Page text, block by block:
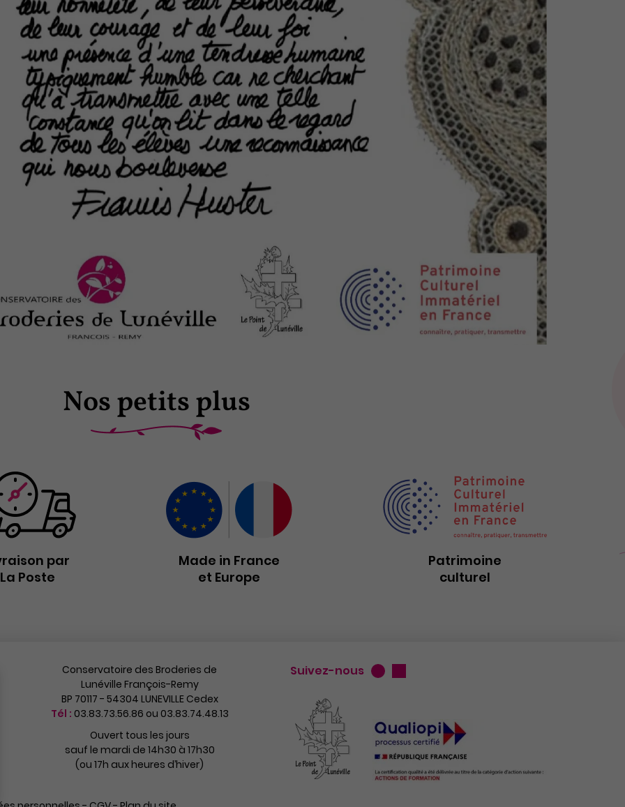
Nos petits plus
par
La Poste
Made in France
et Europe
Patrimoine
culturel
Conservatoire des Broderies de
Lunéville François-Remy
BP 70117 - 54304 LUNEVILLE Cedex
Tél : 03.83.73.56.86 ou 03.83.74.48.13
Ouvert tous les jours
sauf le mardi de 14h30 à 17h30
(ou 17h aux heures d’hiver)
Suivez-nous